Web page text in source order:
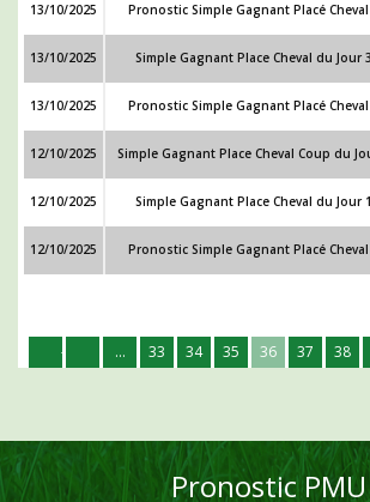
13/10/2025 Pronostic Simple Gagnant Placé Cheval
13/10/2025 Simple Gagnant Place Cheval du Jour
13/10/2025 Pronostic Simple Gagnant Placé
12/10/2025 Simple Gagnant Place Cheval Coup du
12/10/2025 Simple Gagnant Place Cheval du Jour
12/10/2025 Pronostic Simple Gagnant Placé
... 33 34 35 36 37 38
Pronostic PMU